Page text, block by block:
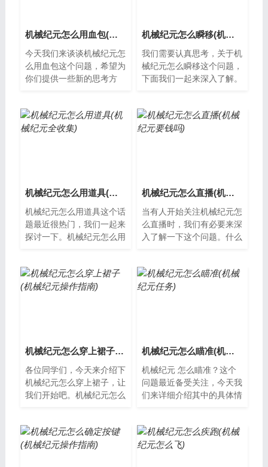
机械纪元怎么用血包(机械纪元回血)
今天我们来谈谈机械纪元怎
么用血包这个问题，希望为
你们提供一些新的思考方
未来世界。在...
机械纪元怎么瞬移(机械纪元怎么跳的更高)
我们需要认真思考，关于机
械纪元怎么瞬移这个问题，
下面我们一起来深入了解。
在游戏中扮...
机械纪元怎么用道具(机械纪元全收集)
机械纪元怎么用道具这个话
题最近很热门，我们一起来
探讨一下。机械纪元怎么用
够帮助玩家...
机械纪元怎么直播(机械纪元要钱吗)
当有人开始关注机械纪元怎
么直播时，我们有必要来深
入了解一下这个问题。什么
现生产和服...
机械纪元怎么穿上裙子(机械纪元操作指南)
各位同学们，今天来介绍下
机械纪元怎么穿上裙子，让
我们开始吧。机械纪元怎么
有时候也会...
机械纪元怎么瞄准(机械纪元任务)
机械纪元 怎么瞄准？这个
问题最近备受关注，今天我
们来详细介绍其中的具体情
人类生产力...